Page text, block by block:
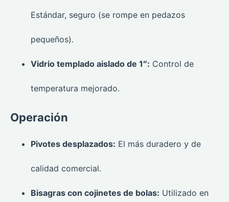
Estándar, seguro (se rompe en pedazos
pequeños).
Vidrio templado aislado de 1″: Control de
temperatura mejorado.
Operación
Pivotes desplazados: El más duradero y de
calidad comercial.
Bisagras con cojinetes de bolas: Utilizado en